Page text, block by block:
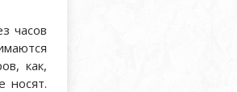
часов
как,
носят.